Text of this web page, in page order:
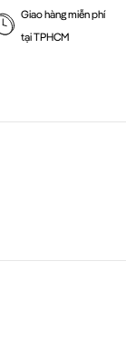
Giao hàng miễn phí
tại TPHCM